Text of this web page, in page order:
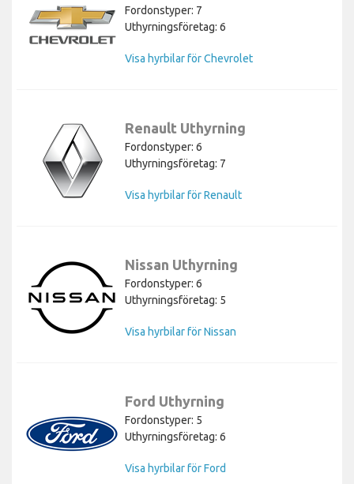
Fordonstyper: 7
Uthyrningsföretag: 6
Visa hyrbilar för Chevrolet
Renault Uthyrning
Fordonstyper: 6
Uthyrningsföretag: 7
Visa hyrbilar för Renault
Nissan Uthyrning
Fordonstyper: 6
Uthyrningsföretag: 5
Visa hyrbilar för Nissan
Ford Uthyrning
Fordonstyper: 5
Uthyrningsföretag: 6
Visa hyrbilar för Ford